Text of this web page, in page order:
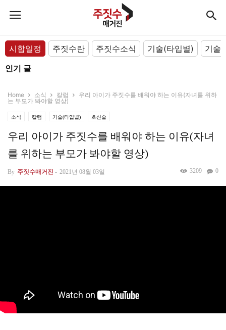
시합일정 주짓수란 주짓수소식 기술(타입별)
기술
인기 글
Home 소식 칼럼
우리 아이가 주짓수를 배워야 하는 이유(자녀를 위하
는 부모가 봐야할 영상)
소식 칼럼 기술(타입별) 호신술
우리 아이가 주짓수를 배워야 하는 이유(자녀
를 위하는 부모가 봐야할 영상)
By 주짓수매거진 - 2021년 08월 03일 0
3209